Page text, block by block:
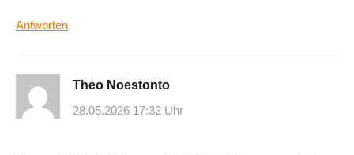
Antworten
Theo Noestonto
28.05.2026 17:32 Uhr